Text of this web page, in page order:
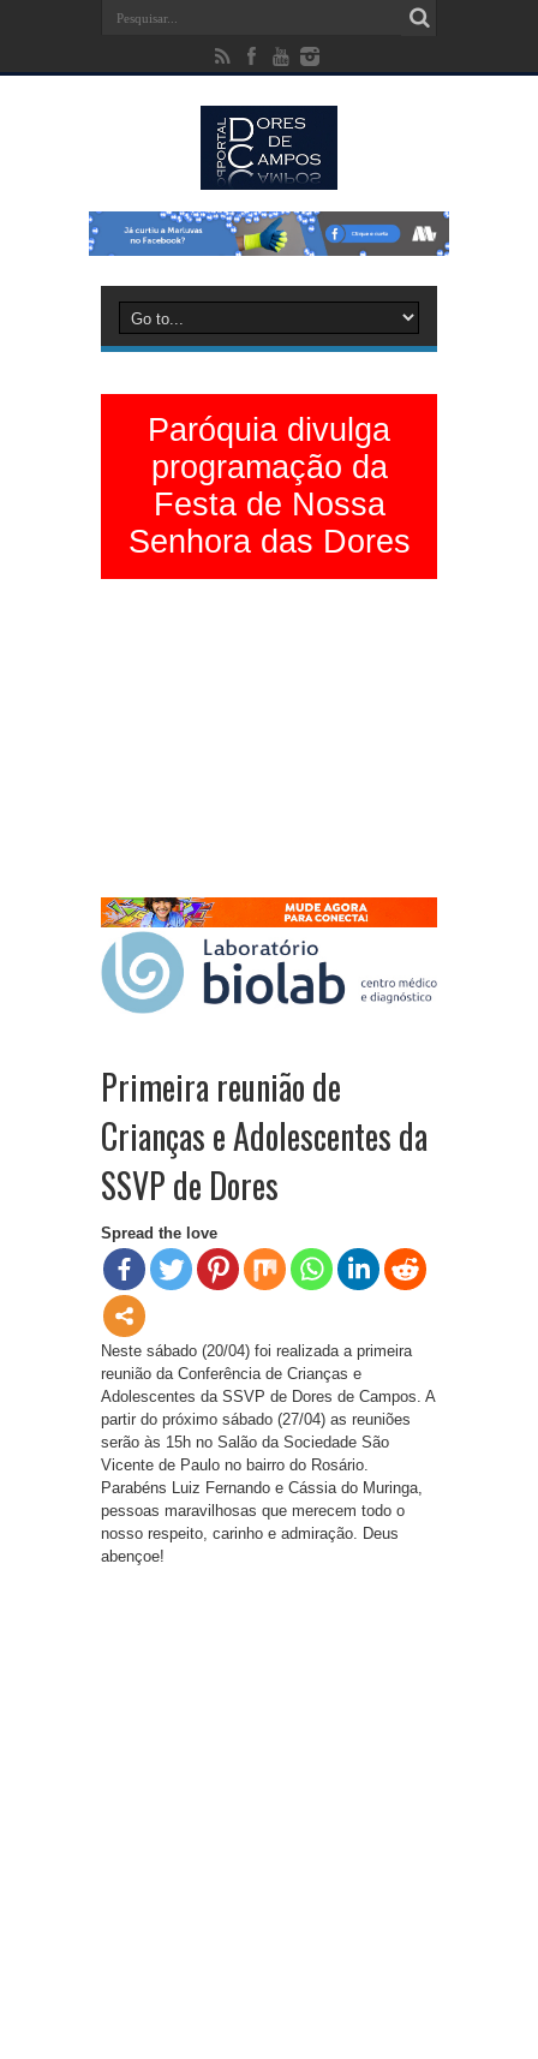
Paróquia divulga
programação da
Festa de Nossa
Senhora das Dores
Primeira reunião de
Crianças e Adolescentes da
SSVP de Dores
Spread the love
Neste sábado (20/04) foi realizada a primeira
reunião da Conferência de Crianças e
Adolescentes da SSVP de Dores de Campos. A
partir do próximo sábado (27/04) as reuniões
serão às 15h no Salão da Sociedade São
Vicente de Paulo no bairro do Rosário.
Parabéns Luiz Fernando e Cássia do Muringa,
pessoas maravilhosas que merecem todo o
nosso respeito, carinho e admiração. Deus
abençoe!